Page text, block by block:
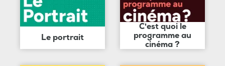
Le portrait
C'est quoi le
programme au
cinéma ?